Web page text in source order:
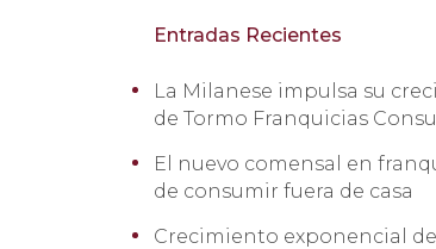
Entradas Recientes
La Milanese impulsa su
de Tormo Franquicias
El nuevo comensal en
de consumir fuera de casa
Crecimiento exponencial